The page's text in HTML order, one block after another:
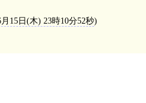
15日(木) 23時10分52秒)